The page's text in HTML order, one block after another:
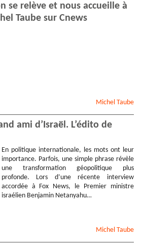
se relève et nous accueille à
Taube sur Cnews
Michel Taube
ami d’Israël. L’édito de
En politique internationale, les mots ont leur
importance. Parfois, une simple phrase révèle
une transformation géopolitique plus
profonde. Lors d’une récente interview
accordée à Fox News, le Premier ministre
israélien Benjamin Netanyahu…
Michel Taube